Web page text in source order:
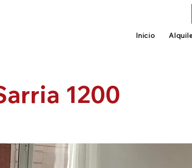
Inicio
1200